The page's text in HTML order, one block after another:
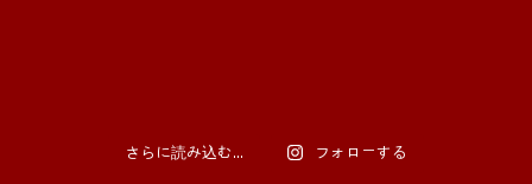
さらに読み込む... フォローする